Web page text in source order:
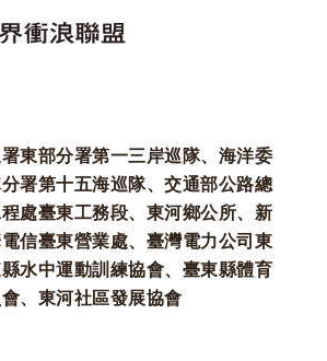
東部分署第一三岸巡隊、海洋委
署第十五海巡隊、交通部公路總
處臺東工務段、東河鄉公所、新
信臺東營業處、臺灣電力公司東
水中運動訓練協會、臺東縣體育
、東河社區發展協會